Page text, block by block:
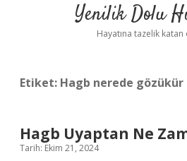
Yasal Uyarı
Yenilik Dolu
Hayatına tazelik
Etiket: Hagb nerede gözükür
Hagb Uyaptan Ne
Tarih: Ekim 21, 2024